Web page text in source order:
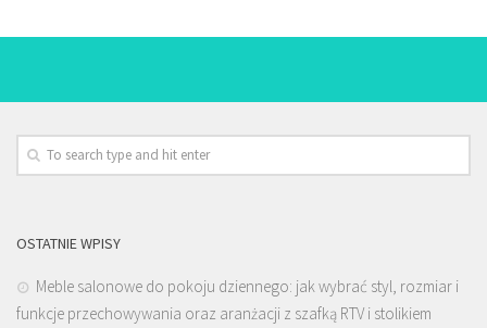
OSTATNIE WPISY
Meble salonowe do pokoju dziennego: jak wybrać styl, rozmiar i
funkcje przechowywania oraz aranżacji z szafką RTV i stolikiem